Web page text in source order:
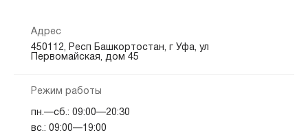
Адрес
450112, Респ Башкортостан, г Уфа, ул
Первомайская, дом 45
Режим работы
пн.—сб.: 09:00—20:30
вс.: 09:00—19:00